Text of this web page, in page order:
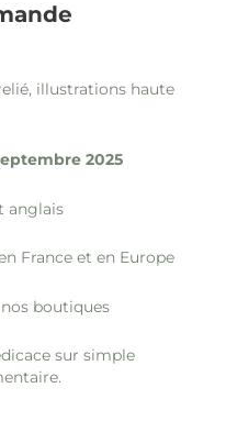
illustrations haute
2025
anglais
France et en Europe
boutiques
sur simple